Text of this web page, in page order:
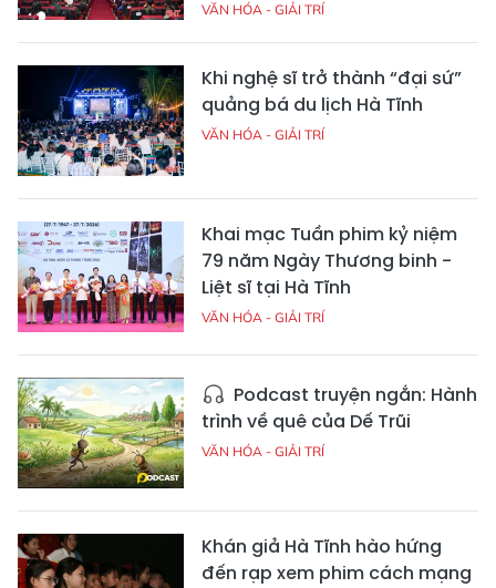
VĂN HÓA - GIẢI TRÍ
Khi nghệ sĩ trở thành “đại sứ”
quảng bá du lịch Hà Tĩnh
VĂN HÓA - GIẢI TRÍ
Khai mạc Tuần phim kỷ niệm
79 năm Ngày Thương binh -
Liệt sĩ tại Hà Tĩnh
VĂN HÓA - GIẢI TRÍ
Podcast truyện ngắn: Hành
trình về quê của Dế Trũi
VĂN HÓA - GIẢI TRÍ
Khán giả Hà Tĩnh hào hứng
đến rạp xem phim cách mạng